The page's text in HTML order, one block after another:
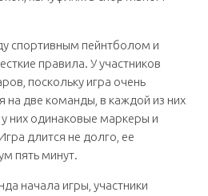
спортивным пейнтболом и
правила. У участников
поскольку игра очень
на две команды, в каждой из них
у них одинаковые маркеры и
длится не долго, ее
пять минут.
начала игры, участники